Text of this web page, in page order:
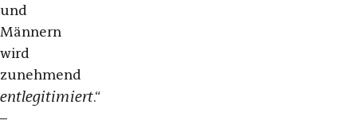
und
Männern
wird
zunehmend
entlegitimiert.“
–